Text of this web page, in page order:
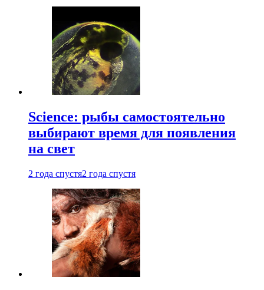
Science: рыбы самостоятельно
выбирают время для появления
на свет
2 года спустя2 года спустя